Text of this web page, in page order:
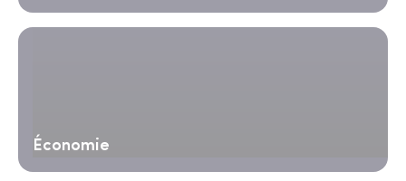
Économie